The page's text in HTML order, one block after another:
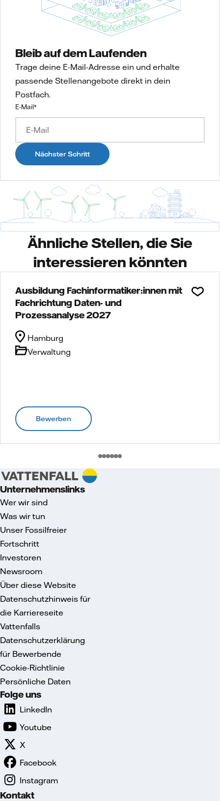
Bleib auf dem Laufenden
Trage deine E-Mail-Adresse ein und erhalte
passende Stellenangebote direkt in dein
Postfach.
E-Mail*
Nächster Schritt
Ähnliche Stellen, die Sie
interessieren könnten
Ausbildung Fachinformatiker:innen mit
Fachrichtung Daten- und
Prozessanalyse 2027
Verwaltung
Hamburg
Bewerben
Unternehmenslinks
Wer wir sind
Was wir tun
Unser Fossilfreier
Fortschritt
Investoren
Newsroom
Über diese Website
Datenschutzhinweis für
die Karriereseite
Vattenfalls
Datenschutzerklärung
für Bewerbende
Cookie-Richtlinie
Persönliche Daten
Folge uns
LinkedIn
Youtube
X
Facebook
Instagram
Kontakt